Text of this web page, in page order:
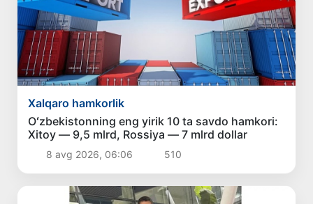
Xalqaro hamkorlik
Oʻzbekistonning eng yirik 10 ta savdo hamkori:
Xitoy — 9,5 mlrd, Rossiya — 7 mlrd dollar
8 avg 2026, 06:06 510